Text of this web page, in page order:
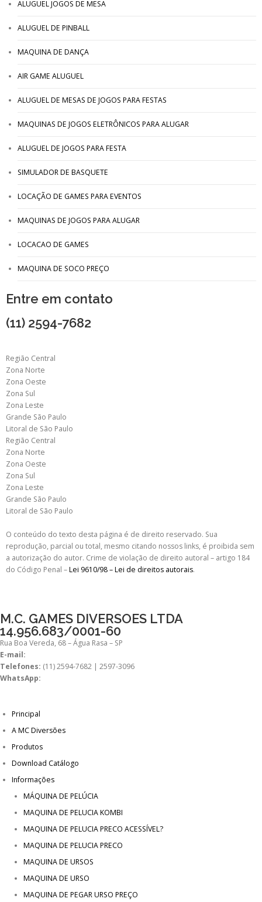
ALUGUEL JOGOS DE MESA
ALUGUEL DE PINBALL
MAQUINA DE DANÇA
AIR GAME ALUGUEL
ALUGUEL DE MESAS DE JOGOS PARA FESTAS
MAQUINAS DE JOGOS ELETRÔNICOS PARA ALUGAR
ALUGUEL DE JOGOS PARA FESTA
SIMULADOR DE BASQUETE
LOCAÇÃO DE GAMES PARA EVENTOS
MAQUINAS DE JOGOS PARA ALUGAR
LOCACAO DE GAMES
MAQUINA DE SOCO PREÇO
Entre em contato
(11) 2594-7682
Região Central
Zona Norte
Zona Oeste
Zona Sul
Zona Leste
Grande São Paulo
Litoral de São Paulo
Região Central
Zona Norte
Zona Oeste
Zona Sul
Zona Leste
Grande São Paulo
Litoral de São Paulo
O conteúdo do texto desta página é de direito reservado. Sua
reprodução, parcial ou total, mesmo citando nossos links, é proibida sem
a autorização do autor. Crime de violação de direito autoral – artigo 184
do Código Penal –Lei 9610/98 – Lei de direitos autorais.
M.C. GAMES DIVERSOES LTDA
14.956.683/0001-60
Rua Boa Vereda, 68 – Água Rasa – SP
E-mail:
Telefones: (11) 2594-7682 | 2597-3096
WhatsApp:
Principal
A MC Diversões
Produtos
Download Catálogo
Informações
MÁQUINA DE PELÚCIA
MAQUINA DE PELUCIA KOMBI
MAQUINA DE PELUCIA PRECO ACESSÍVEL?
MAQUINA DE PELUCIA PRECO
MAQUINA DE URSOS
MAQUINA DE URSO
MAQUINA DE PEGAR URSO PREÇO